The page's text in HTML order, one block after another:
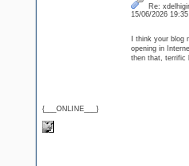
{___ONLINE___}
Re:
15/06/2026
I think your
opening in
then that, terrific